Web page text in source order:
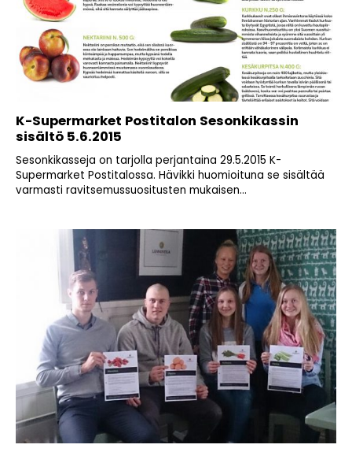
K-Supermarket Postitalon Sesonkikassin
sisältö 5.6.2015
Sesonkikasseja on tarjolla perjantaina 29.5.2015 K-
Supermarket Postitalossa. Hävikki huomioituna se sisältää
varmasti ravitsemussuositusten mukaisen...